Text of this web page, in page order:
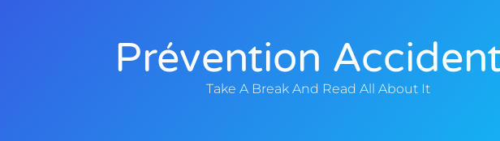
Prévention
Take A Break And Read All About It